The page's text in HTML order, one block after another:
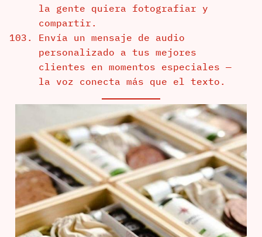
la gente quiera fotografiar y
compartir.
Envía un mensaje de audio
personalizado a tus mejores
clientes en momentos especiales —
la voz conecta más que el texto.